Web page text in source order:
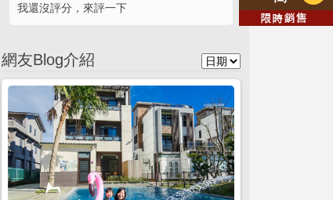
我還沒評分，來評一下
網友Blog介紹